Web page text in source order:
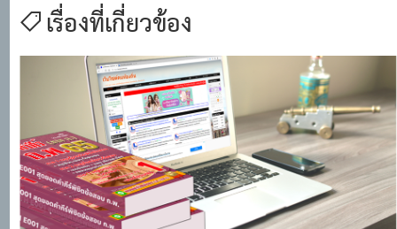
เรื่องที่เกี่ยวข้อง